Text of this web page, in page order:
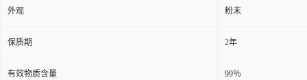
外观 粉末
保质期 2年
有效物质含量 99％